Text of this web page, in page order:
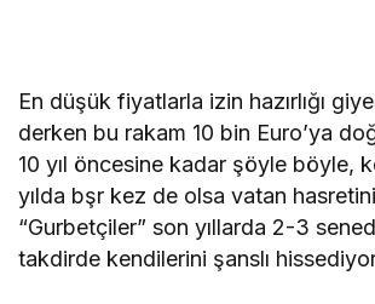
En düşük fiyatlarla izin hazırlığı
derken bu rakam 10 bin Euro’ya
10 yıl öncesine kadar şöyle böyle,
yılda bşr kez de olsa vatan
“Gurbetçiler” son yıllarda 2-3
takdirde kendilerini şanslı